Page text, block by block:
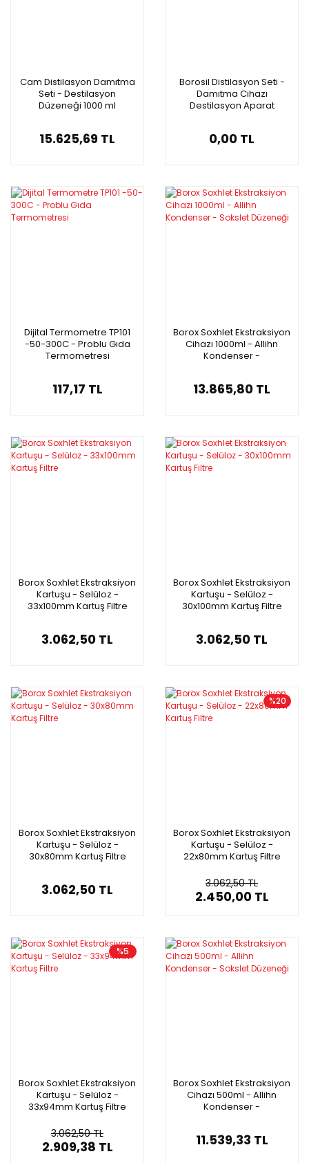
Cam Distilasyon Damıtma
Seti - Destilasyon
Düzeneği 1000 ml
15.625,69 TL
Borosil Distilasyon Seti -
Damıtma Cihazı
Destilasyon Aparat
0,00 TL
Dijital Termometre TP101
-50-300C - Problu Gıda
Termometresi
117,17 TL
Borox Soxhlet Ekstraksiyon
Cihazı 1000ml - Allihn
Kondenser -
13.865,80 TL
Borox Soxhlet Ekstraksiyon
Kartuşu - Selüloz -
33x100mm Kartuş Filtre
3.062,50 TL
Borox Soxhlet Ekstraksiyon
Kartuşu - Selüloz -
30x100mm Kartuş Filtre
3.062,50 TL
Borox Soxhlet Ekstraksiyon
Kartuşu - Selüloz -
30x80mm Kartuş Filtre
3.062,50 TL
%20
Borox Soxhlet Ekstraksiyon
Kartuşu - Selüloz -
22x80mm Kartuş Filtre
3.062,50 TL
2.450,00 TL
%5
Borox Soxhlet Ekstraksiyon
Kartuşu - Selüloz -
33x94mm Kartuş Filtre
3.062,50 TL
2.909,38 TL
Borox Soxhlet Ekstraksiyon
Cihazı 500ml - Allihn
Kondenser -
11.539,33 TL